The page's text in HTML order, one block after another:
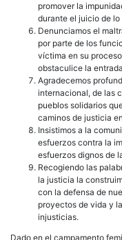
promover la
durante el juicio de
Denunciamos el
por parte de los
víctima en su
obstaculice la
Agradecemos
internacional, de las
pueblos solidarios
caminos de justicia
Insistimos a la
esfuerzos contra la
esfuerzos dignos de
Recogiendo las
la justicia la
con la defensa de
proyectos de vida y
injusticias.
Dado en el campamento